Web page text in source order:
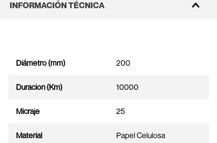
INFORMACIÓN TÉCNICA
Diámetro (mm) 200
Duración (Km) 10000
Micraje 25
Material Papel Celulosa